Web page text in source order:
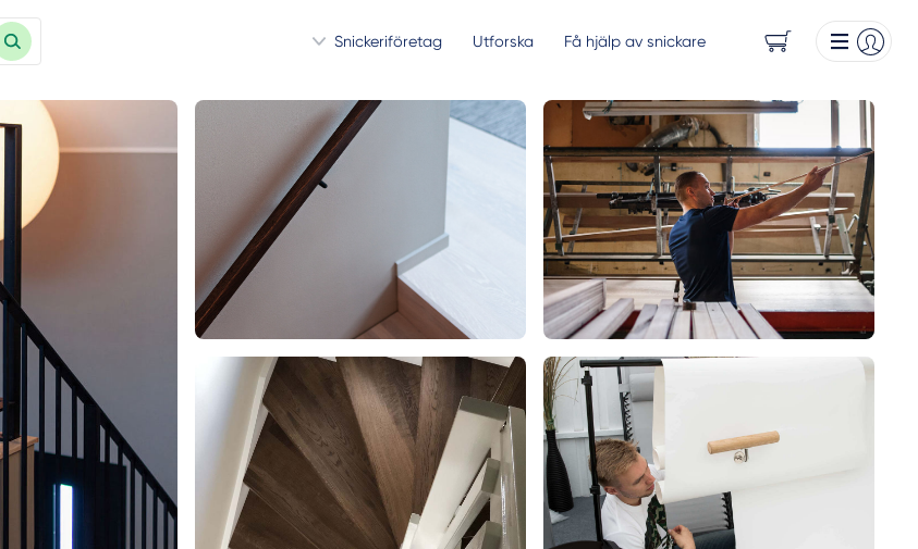
Snickeriföretag Utforska Få hjälp av snickare